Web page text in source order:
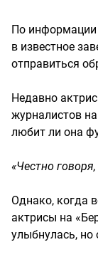
По информации
в известное
отправиться
Недавно
журналистов
любит ли она
«Честно
Однако, когда
актрисы на
улыбнулась, но